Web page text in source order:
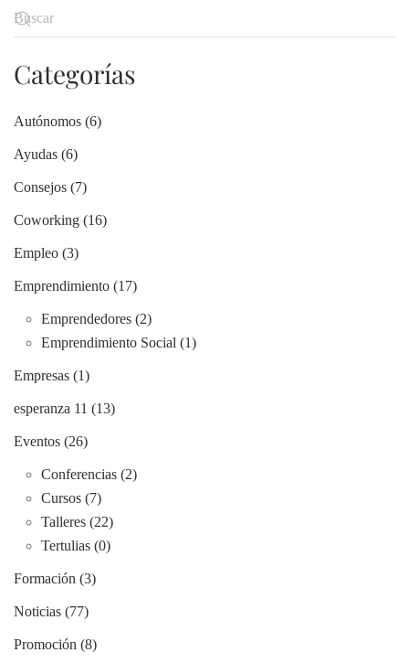
Categorías
Autónomos (6)
Ayudas (6)
Consejos (7)
Coworking (16)
Empleo (3)
Emprendimiento (17)
Emprendedores (2)
Emprendimiento Social (1)
Empresas (1)
esperanza 11 (13)
Eventos (26)
Conferencias (2)
Cursos (7)
Talleres (22)
Tertulias (0)
Formación (3)
Noticias (77)
Promoción (8)